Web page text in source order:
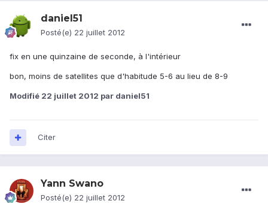
daniel51
Posté(e) 22 juillet 2012
fix en une quinzaine de seconde, à l'intérieur
bon, moins de satellites que d'habitude 5-6 au lieu de 8-9
Modifié 22 juillet 2012 par daniel51
Citer
Yann Swano
Posté(e) 22 juillet 2012